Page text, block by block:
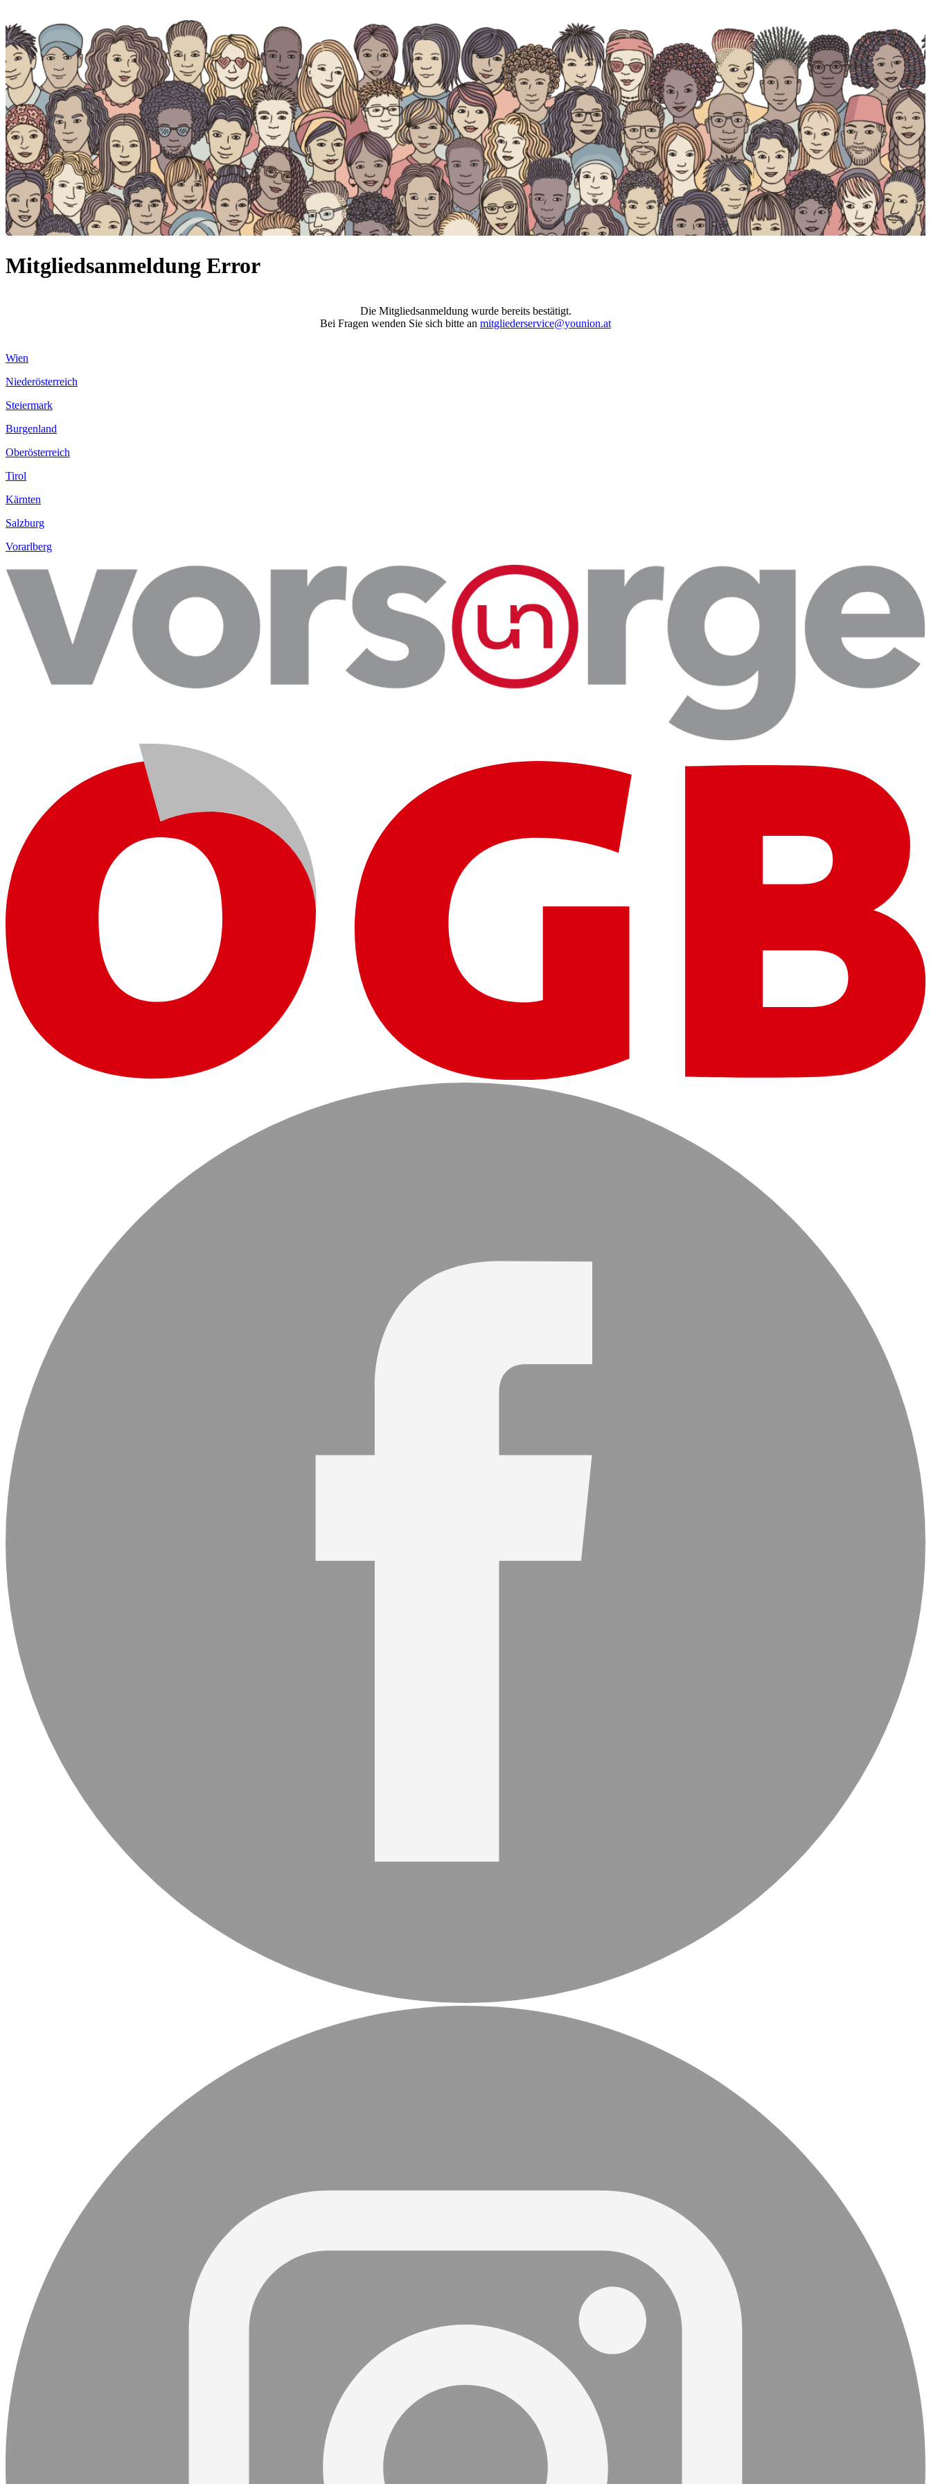
Mitgliedsanmeldung Error
Die Mitgliedsanmeldung wurde bereits bestätigt.
Bei Fragen wenden Sie sich bitte an mitgliederservice@younion.at
Wien
Niederösterreich
Steiermark
Burgenland
Oberösterreich
Tirol
Kärnten
Salzburg
Vorarlberg